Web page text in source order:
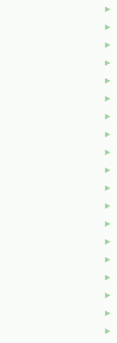
►
►
►
►
►
►
►
►
►
►
►
►
►
►
►
►
►
►
►